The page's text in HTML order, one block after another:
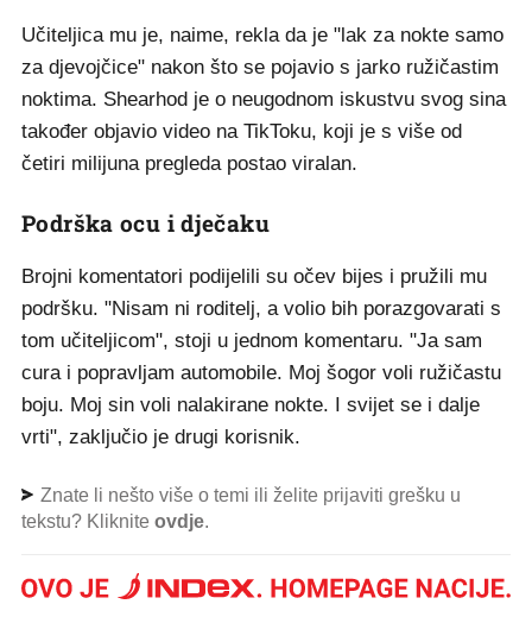
Učiteljica mu je, naime, rekla da je "lak za nokte samo
za djevojčice" nakon što se pojavio s jarko ružičastim
noktima. Shearhod je o neugodnom iskustvu svog sina
također objavio video na TikToku, koji je s više od
četiri milijuna pregleda postao viralan.
Podrška ocu i dječaku
Brojni komentatori podijelili su očev bijes i pružili mu
podršku. "Nisam ni roditelj, a volio bih porazgovarati s
tom učiteljicom", stoji u jednom komentaru. "Ja sam
cura i popravljam automobile. Moj šogor voli ružičastu
boju. Moj sin voli nalakirane nokte. I svijet se i dalje
vrti", zaključio je drugi korisnik.
Znate li nešto više o temi ili želite prijaviti grešku u
tekstu? Kliknite ovdje.